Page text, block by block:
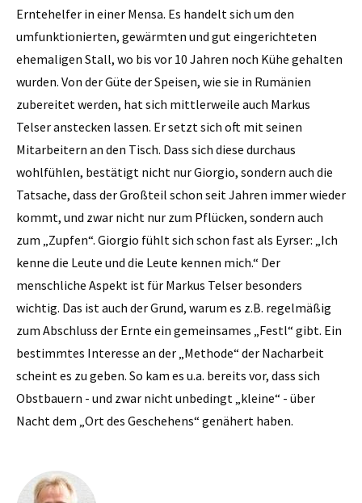
Erntehelfer in einer Mensa. Es handelt sich um den
umfunktionierten, gewärmten und gut eingerichteten
ehemaligen Stall, wo bis vor 10 Jahren noch Kühe gehalten
wurden. Von der Güte der Speisen, wie sie in Rumänien
zubereitet werden, hat sich mittlerweile auch Markus
Telser anstecken lassen. Er setzt sich oft mit seinen
Mitarbeitern an den Tisch. Dass sich diese durchaus
wohlfühlen, bestätigt nicht nur Giorgio, sondern auch die
Tatsache, dass der Großteil schon seit Jahren immer wieder
kommt, und zwar nicht nur zum Pflücken, sondern auch
zum „Zupfen“. Giorgio fühlt sich schon fast als Eyrser: „Ich
kenne die Leute und die Leute kennen mich.“ Der
menschliche Aspekt ist für Markus Telser besonders
wichtig. Das ist auch der Grund, warum es z.B. regelmäßig
zum Abschluss der Ernte ein gemeinsames „Festl“ gibt. Ein
bestimmtes Interesse an der „Methode“ der Nacharbeit
scheint es zu geben. So kam es u.a. bereits vor, dass sich
Obstbauern - und zwar nicht unbedingt „kleine“ - über
Nacht dem „Ort des Geschehens“ genähert haben.